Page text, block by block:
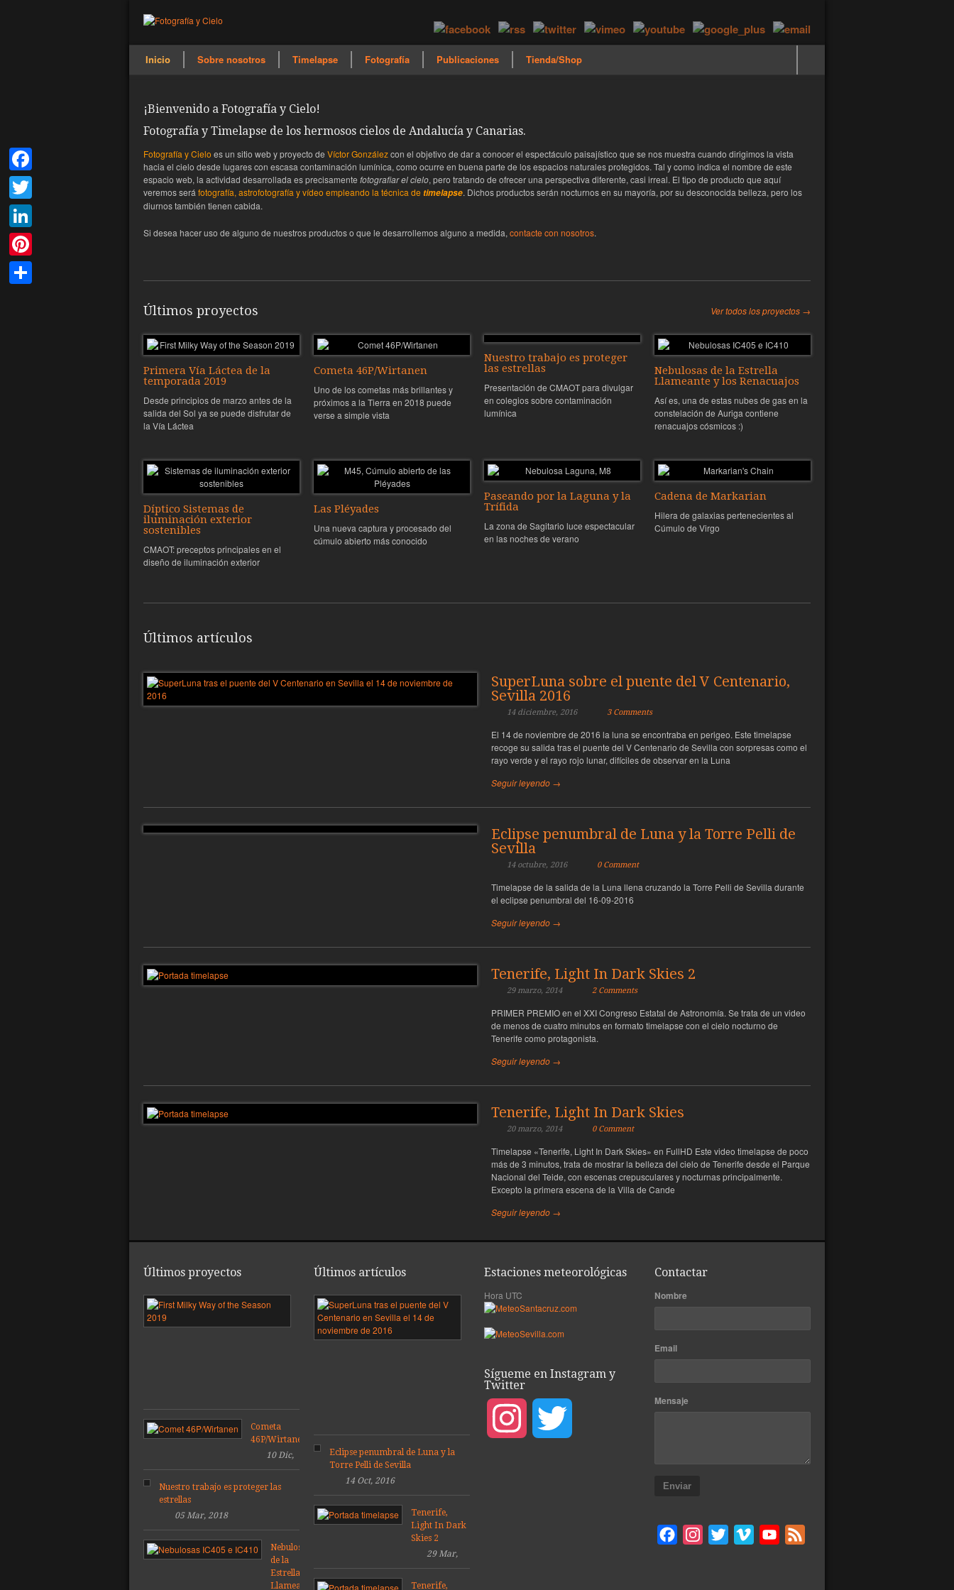
Inicio Sobre nosotros Timelapse Fotografía Publicaciones Tienda/Shop
¡Bienvenido a Fotografía y Cielo!
Fotografía y Timelapse de los hermosos cielos de Andalucía y Canarias.
Fotografía y Cielo es un sitio web y proyecto de Víctor Gonzálezcon el objetivo de dar a conocer el espectáculo paisajístico que se nos muestra cuando dirigimos la vista
hacia el cielo desde lugares con escasa contaminación lumínica, como ocurre en buena parte de los espacios naturales protegidos. Tal y como indica el nombre de este
espacio web, la actividad desarrollada es precisamente fotografiar el cielo, pero tratando de ofrecer una perspectiva diferente, casi irreal. El tipo de producto que aquí
veremos será fotografía, astrofotografía y vídeo empleando la técnica de timelapse. Dichos productos serán nocturnos en su mayoría, por su desconocida belleza, pero los
diurnos también tienen cabida.
Si desea hacer uso de alguno de nuestros productos o que le desarrollemos alguno a medida, contacte con nosotros.
Últimos proyectos Ver todos los proyectos →
Primera Vía Láctea de la
temporada 2019
Desde principios de marzo antes de la
salida del Sol ya se puede disfrutar de
la Vía Láctea
Cometa 46P/Wirtanen
Uno de los cometas más brillantes y
próximos a la Tierra en 2018 puede
verse a simple vista
Nuestro trabajo es proteger
las estrellas
Presentación de CMAOT para divulgar
en colegios sobre contaminación
lumínica
Nebulosas de la Estrella
Llameante y los Renacuajos
Así es, una de estas nubes de gas en la
constelación de Auriga contiene
renacuajos cósmicos :)
Díptico Sistemas de
iluminación exterior
sostenibles
CMAOT: preceptos principales en el
diseño de iluminación exterior
Las Pléyades
Una nueva captura y procesado del
cúmulo abierto más conocido
Paseando por la Laguna y la
Trífida
La zona de Sagitario luce espectacular
en las noches de verano
Cadena de Markarian
Hilera de galaxias pertenecientes al
Cúmulo de Virgo
Últimos artículos
SuperLuna sobre el puente del V Centenario,
Sevilla 2016
14 diciembre, 2016 3 Comments
El 14 de noviembre de 2016 la luna se encontraba en perigeo. Este timelapse
recoge su salida tras el puente del V Centenario de Sevilla con sorpresas como el
rayo verde y el rayo rojo lunar, difíciles de observar en la Luna
Seguir leyendo →
Eclipse penumbral de Luna y la Torre Pelli de
Sevilla
14 octubre, 2016 0 Comment
Timelapse de la salida de la Luna llena cruzando la Torre Pelli de Sevilla durante
el eclipse penumbral del 16-09-2016
Seguir leyendo →
Tenerife, Light In Dark Skies 2
29 marzo, 2014 2 Comments
PRIMER PREMIO en el XXI Congreso Estatal de Astronomía. Se trata de un video
de menos de cuatro minutos en formato timelapse con el cielo nocturno de
Tenerife como protagonista.
Seguir leyendo →
Tenerife, Light In Dark Skies
20 marzo, 2014 0 Comment
Timelapse «Tenerife, Light In Dark Skies» en FullHD Este video timelapse de poco
más de 3 minutos, trata de mostrar la belleza del cielo de Tenerife desde el Parque
Nacional del Teide, con escenas crepusculares y nocturnas principalmente.
Excepto la primera escena de la Villa de Cande
Seguir leyendo →
Últimos proyectos
Primera
Láctea
Cometa
46P/Wirtanen
10 Dic,
2018
Nuestro trabajo es proteger las
estrellas
05 Mar, 2018
Nebulosas
de la
Estrella
Llameante
Últimos artículos
SuperLuna
sobre
puente
Centenario,
Sevilla
2016
Dic,
Eclipse penumbral de Luna y la
Torre Pelli de Sevilla
14 Oct, 2016
Tenerife,
Light In Dark
Skies 2
29 Mar,
2014
Tenerife,
Estaciones meteorológicas
Hora UTC
Sígueme en Instagram y
Twitter
Instagram
Contactar
Nombre
Email
Mensaje
Enviar
FacebookInstagram
Twitter Vimeo YouTube
Facebook
Twitter
LinkedIn
Pinterest